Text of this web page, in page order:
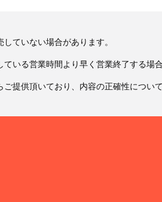
ていない場合があります。
いる営業時間より早く営業終了する場合
提供頂いており、内容の正確性につい